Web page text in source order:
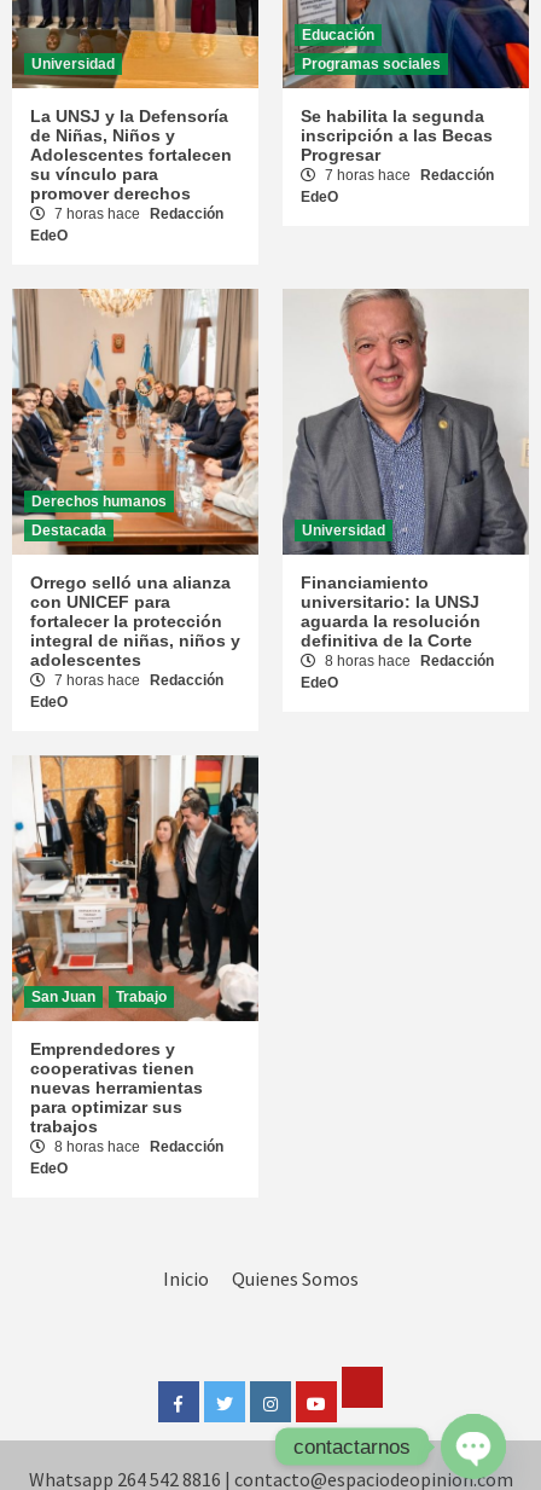
Universidad
La UNSJ y la Defensoría
de Niñas, Niños y
Adolescentes fortalecen
su vínculo para
promover derechos
7 horas hace
Redacción
EdeO
Educación
Programas sociales
Se habilita la segunda
inscripción a las Becas
Progresar
7 horas hace
Redacción
EdeO
Derechos humanos
Destacada
Orrego selló una alianza
con UNICEF para
fortalecer la protección
integral de niñas, niños y
adolescentes
7 horas hace
Redacción
EdeO
Universidad
Financiamiento
universitario: la UNSJ
aguarda la resolución
definitiva de la Corte
8 horas hace
Redacción
EdeO
San Juan Trabajo
Emprendedores y
cooperativas tienen
nuevas herramientas
para optimizar sus
trabajos
8 horas hace
Redacción
EdeO
Inicio Quienes Somos
FacebookTwitterInstagramYoutube
Tok
Whatsapp 264 542 8816 | contacto@espaciodeopinion.com
contactarnos